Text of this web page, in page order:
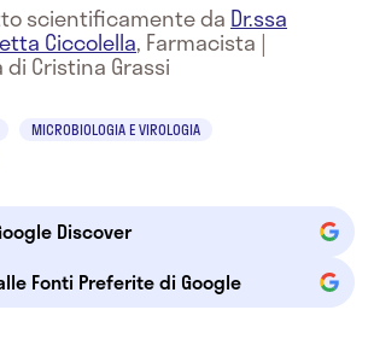
scientificamente da Dr.ssa
Ciccolella, Farmacista |
di Cristina Grassi
MICROBIOLOGIA E VIROLOGIA
Discover
Fonti Preferite di Google